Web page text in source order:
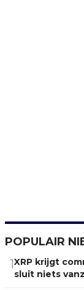
POPULAIR
1XRP krijgt
sluit niets